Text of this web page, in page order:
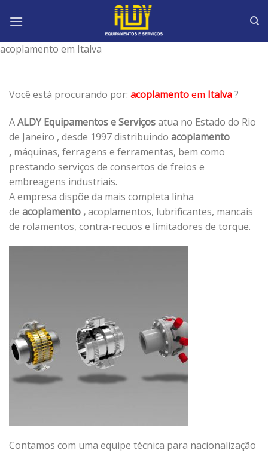
acoplamento em Italva
Você está procurando por: acoplamentoem Italva?
AALDY Equipamentos e Serviçosatua no Estado do Rio
de Janeiro , desde 1997 distribuindo acoplamento
, máquinas, ferragens e ferramentas, bem como
prestando serviços de consertos de freios e
embreagens industriais.
A empresa dispõe da mais completa linha
de acoplamento ,acoplamentos, lubrificantes, mancais
de rolamentos, contra-recuos e limitadores de torque.
Contamos com uma equipe técnica para nacionalização